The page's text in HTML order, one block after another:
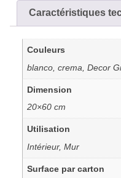
Caractéristiques
Couleurs
blanco, crema, Decor
Dimension
20×60 cm
Utilisation
Intérieur, Mur
Surface par carton